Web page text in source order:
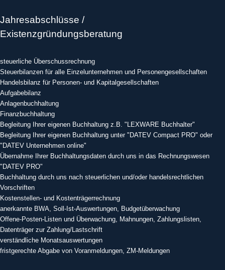
Jahresabschlüsse /
Existenzgründungsberatung
steuerliche Überschussrechnung
Steuerbilanzen für alle Einzelunternehmen und Personengesellschaften
Handelsbilanz für Personen- und Kapitalgesellschaften
Aufgabebilanz
Anlagenbuchhaltung
Finanzbuchhaltung
Begleitung Ihrer eigenen Buchhaltung z.B. "LEXWARE Buchhalter"
Begleitung Ihrer eigenen Buchhaltung unter "DATEV Compact PRO" oder
"DATEV Unternehmen online"
Übernahme Ihrer Buchhaltungsdaten durch uns in das Rechnungswesen
"DATEV PRO"
Buchhaltung durch uns nach steuerlichen und/oder handelsrechtlichen
Vorschriften
Kostenstellen- und Kostenträgerrechnung
anerkannte BWA, Soll-Ist-Auswertungen, Budgetüberwachung
Offene-Posten-Listen und Überwachung, Mahnungen, Zahlungslisten,
Datenträger zur Zahlung/Lastschrift
verständliche Monatsauswertungen
fristgerechte Abgabe von Voranmeldungen, ZM-Meldungen